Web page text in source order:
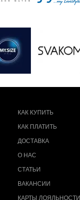
КАК КУПИТЬ
КАК ПЛАТИТЬ
ДОСТАВКА
О НАС
СТАТЬИ
ВАКАНСИИ
КАРТЫ ЛОЯЛЬНОСТИ